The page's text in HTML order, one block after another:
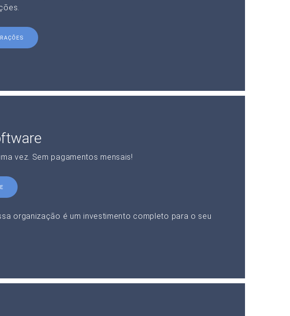
vez. Sem pagamentos mensais!
organização é um investimento completo para o seu